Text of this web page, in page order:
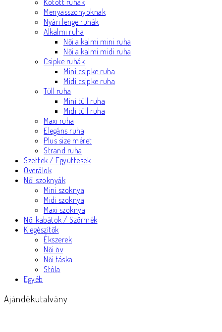
Menyasszonyoknak
Nyári lenge ruhák
Alkalmi ruha
Női alkalmi mini ruha
Női alkalmi midi ruha
Csipke ruhák
Mini csipke ruha
Midi csipke ruha
Tüll ruha
Mini tüll ruha
Midi tüll ruha
Maxi ruha
Elegáns ruha
Plus size méret
Strand ruha
Szettek / Együttesek
Overálok
Női szoknyák
Mini szoknya
Midi szoknya
Maxi szoknya
Női kabátok / Szőrmék
Kiegészítők
Ékszerek
Női öv
Női táska
Stóla
Egyéb
Ajándékutalvány